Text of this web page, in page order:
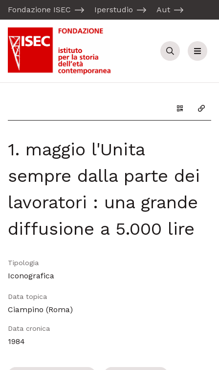
Fondazione ISEC Iperstudio Aut
Cerca Menu
Genera il
1. maggio l'Unita
sempre dalla parte dei
lavoratori : una grande
diffusione a 5.000 lire
Tipologia
Iconografica
Data topica
Ciampino (Roma)
Data cronica
1984